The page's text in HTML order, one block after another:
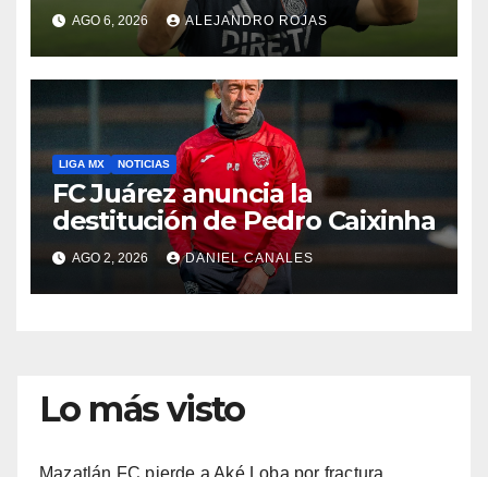
AGO 6, 2026 ALEJANDRO ROJAS
LIGA MX NOTICIAS
FC Juárez anuncia la
destitución de Pedro Caixinha
AGO 2, 2026 DANIEL CANALES
Lo más visto
Mazatlán FC pierde a Aké Loba por fractura